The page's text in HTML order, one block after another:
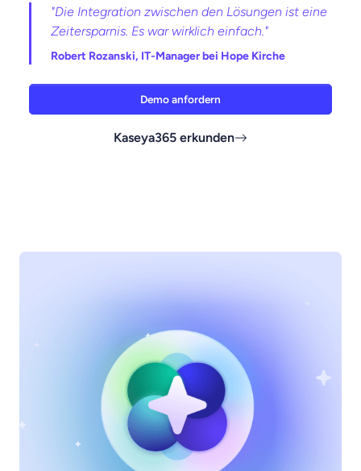
"Die Integration zwischen den Lösungen ist eine
Zeitersparnis. Es war wirklich einfach."
Robert Rozanski, IT-Manager bei Hope Kirche
Demo anfordern
Kaseya365 erkunden